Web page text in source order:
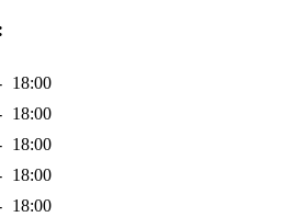
18:00
18:00
18:00
18:00
18:00